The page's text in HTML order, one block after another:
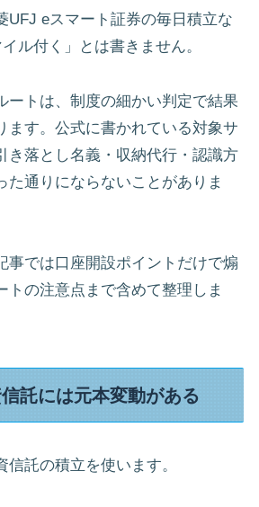
UFJ eスマート証券の毎日積立な
ル付く」とは書きません。
ートは、制度の細かい判定で結果
ます。公式に書かれている対象サ
き落とし名義・収納代行・認識方
た通りにならないことがありま
事では口座開設ポイントだけで煽
トの注意点まで含めて整理しま
託には元本変動がある
信託の積立を使います。